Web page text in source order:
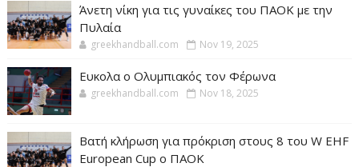
Άνετη νίκη για τις γυναίκες του ΠΑΟΚ με την
Πυλαία
greekhandball.com Nov 19, 2025
Ευκολα ο Ολυμπιακός τον Φέρωνα
greekhandball.com Nov 18, 2025
Βατή κλήρωση για πρόκριση στους 8 του W EHF
European Cup ο ΠΑΟΚ